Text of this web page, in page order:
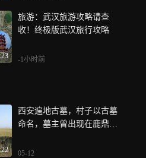
旅游：武汉旅游攻略请查
收！终极版武汉旅行攻略
-1小时前
西安遍地古墓，村子以古墓
命名，墓主曾出现在鹿鼎记
05-12